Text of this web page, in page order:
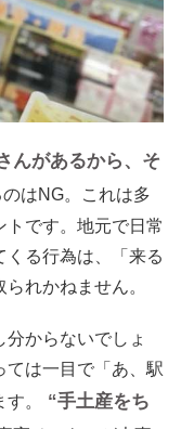
んがあるから、そ
のはNG。これは多
トです。地元で日常
くる行為は、「来る
れかねません。
分からないでしょ
ては一目で「あ、駅
。
“手土産をち